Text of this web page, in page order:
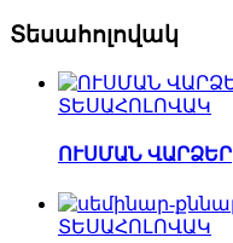
Տեսահոլովակ
ՏԵՍԱՀՈԼՈՎԱԿ
ՈՒՍՄԱՆ ՎԱՐՁԵՐ
ՏԵՍԱՀՈԼՈՎԱԿ